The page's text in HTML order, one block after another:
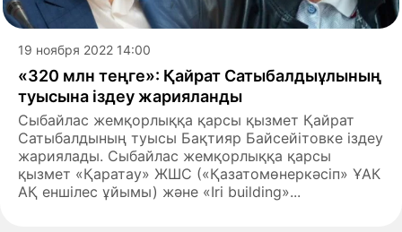
19 ноября 2022 14:00
«320 млн теңге»: Қайрат Сатыбалдыұлының
туысына іздеу жарияланды
Сыбайлас жемқорлыққа қарсы қызмет Қайрат
Сатыбалдының туысы Бақтияр Байсейітовке іздеу
жариялады. Сыбайлас жемқорлыққа қарсы
қызмет «Қаратау» ЖШС («Қазатомөнеркәсіп» ҰАК
АҚ еншілес ұйымы) және «Iri building»...